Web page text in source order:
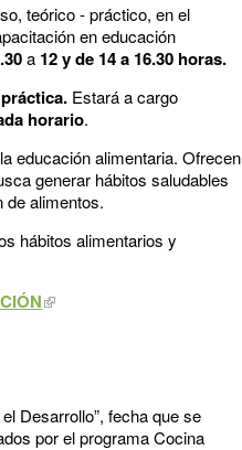
teórico - práctico, en el
en educación
a 12 y de 14 a 16.30 horas.
Estará a cargo
horario.
educación alimentaria. Ofrecen
generar hábitos saludables
de alimentos.
hábitos alimentarios y
Desarrollo”, fecha que se
por el programa Cocina